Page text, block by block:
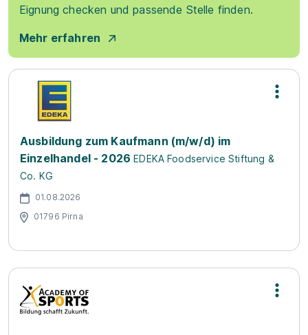
Eignung checken und passende Stelle finden.
Mehr erfahren
Ausbildung zum Kaufmann (m/w/d) im
Einzelhandel - 2026 EDEKA Foodservice Stiftung &
Co. KG
01.08.2026
01796 Pirna